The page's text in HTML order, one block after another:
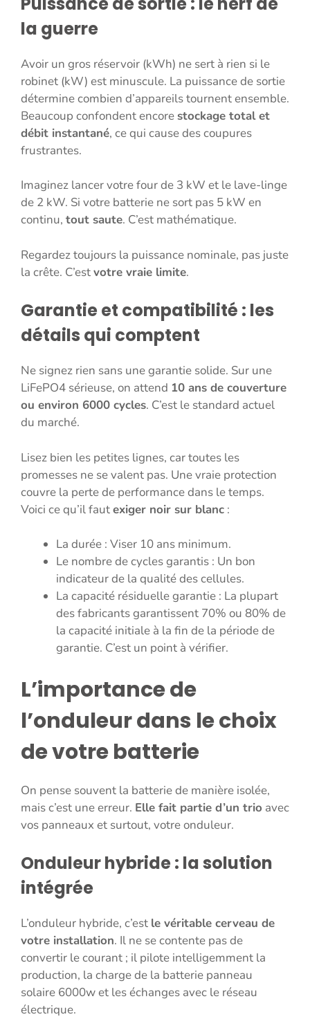
la guerre
Avoir un gros réservoir (kWh) ne sert à rien si le
robinet (kW) est minuscule. La puissance de sortie
détermine combien d’appareils tournent ensemble.
Beaucoup confondent encorestockage total et
débit instantané, ce qui cause des coupures
frustrantes.
Imaginez lancer votre four de 3 kW et le lave-linge
de 2 kW. Si votre batterie ne sort pas 5 kW en
continu, tout saute. C’est mathématique.
Regardez toujours la puissance nominale, pas juste
la crête. C’estvotre vraie limite.
Garantie et compatibilité : les
détails qui comptent
Ne signez rien sans une garantie solide. Sur une
LiFePO4 sérieuse, on attend 10 ans de couverture
ou environ 6000 cycles. C’est le standard actuel
du marché.
Lisez bien les petites lignes, car toutes les
promesses ne se valent pas. Une vraie protection
couvre la perte de performance dans le temps.
Voici ce qu’il fautexiger noir sur blanc :
La durée : Viser 10 ans minimum.
Le nombre de cycles garantis : Un bon
indicateur de la qualité des cellules.
La capacité résiduelle garantie : La plupart
des fabricants garantissent 70% ou 80% de
la capacité initiale à la fin de la période de
garantie. C’est un point à vérifier.
L’importance de
l’onduleur dans le choix
de votre batterie
On pense souvent la batterie de manière isolée,
mais c’est une erreur. Elle fait partie d’un trio avec
vos panneaux et surtout, votre onduleur.
Onduleur hybride : la solution
intégrée
L’onduleur hybride, c’est le véritable cerveau de
votre installation. Il ne se contente pas de
convertir le courant ; il pilote intelligemment la
production, la charge de la batterie panneau
solaire 6000w et les échanges avec le réseau
électrique.